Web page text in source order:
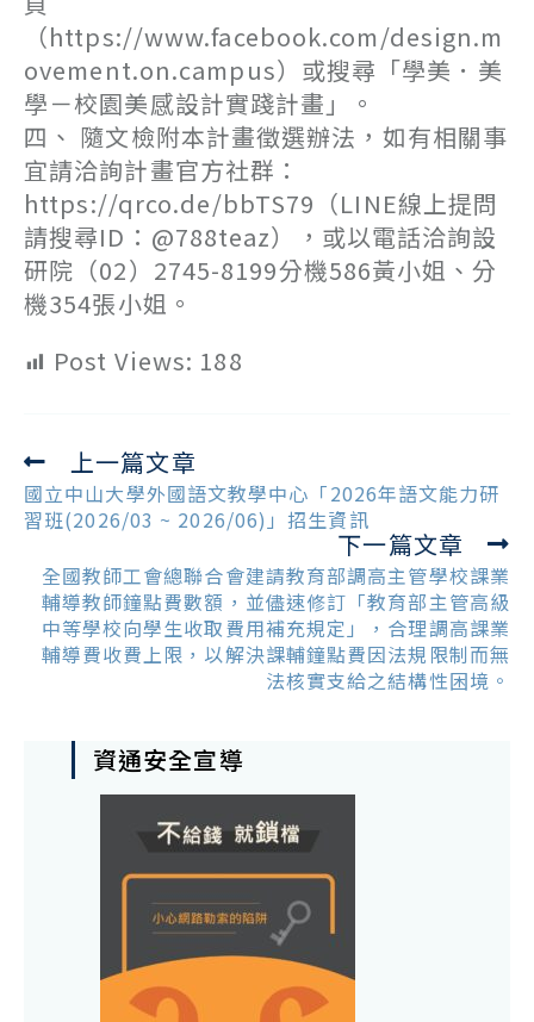
（https://www.facebook.com/design.m
ovement.on.campus）或搜尋「學美．美
學－校園美感設計實踐計畫」。
四、 隨文檢附本計畫徵選辦法，如有相關事
宜請洽詢計畫官方社群：
https://qrco.de/bbTS79（LINE線上提問
請搜尋ID：@788teaz），或以電話洽詢設
研院（02）2745-8199分機586黃小姐、分
機354張小姐。
Post Views: 188
Read
more
articles
上一篇文章
國立中山大學外國語文教學中心「2026年語文能力研
習班(2026/03 ~ 2026/06)」招生資訊
下一篇文章
全國教師工會總聯合會建請教育部調高主管學校課業
輔導教師鐘點費數額，並儘速修訂「教育部主管高級
中等學校向學生收取費用補充規定」，合理調高課業
輔導費收費上限，以解決課輔鐘點費因法規限制而無
法核實支給之結構性困境。
資通安全宣導